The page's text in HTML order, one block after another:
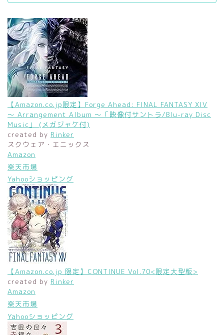
【Amazon.co.jp限定】Forge Ahead: FINAL FANTASY XIV
～ Arrangement Album ～「映像付サントラ/Blu-ray Disc
Music」 (メガジャケ付)
created by Rinker
スクウェア・エニックス
Amazon
楽天市場
Yahooショッピング
【Amazon.co.jp 限定】CONTINUE Vol.70<限定大型版>
created by Rinker
Amazon
楽天市場
Yahooショッピング